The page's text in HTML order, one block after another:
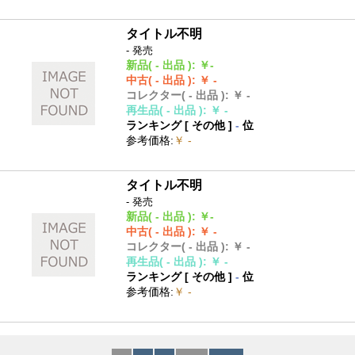
タイトル不明
- 発売
新品( - 出品 ): ￥-
中古( - 出品 ): ￥ -
コレクター( - 出品 ): ￥ -
再生品( - 出品 ): ￥ -
ランキング [ その他]- 位
参考価格: ￥ -
タイトル不明
- 発売
新品( - 出品 ): ￥-
中古( - 出品 ): ￥ -
コレクター( - 出品 ): ￥ -
再生品( - 出品 ): ￥ -
ランキング [ その他]- 位
参考価格: ￥ -